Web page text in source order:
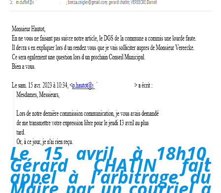
Le 15 avril, à 18h10,
Gérard CHATIN fait
appel à l’arbitrage du